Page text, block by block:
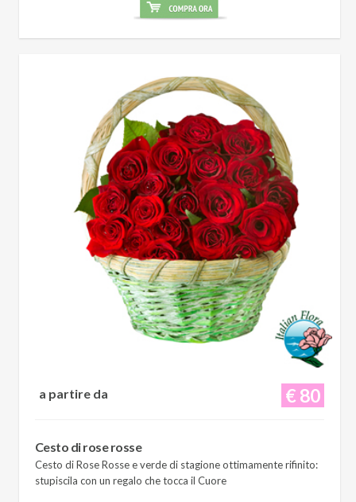
€ 80
a partire da
Cesto di rose rosse
Cesto di Rose Rosse e verde di stagione ottimamente rifinito:
stupiscila con un regalo che tocca il Cuore